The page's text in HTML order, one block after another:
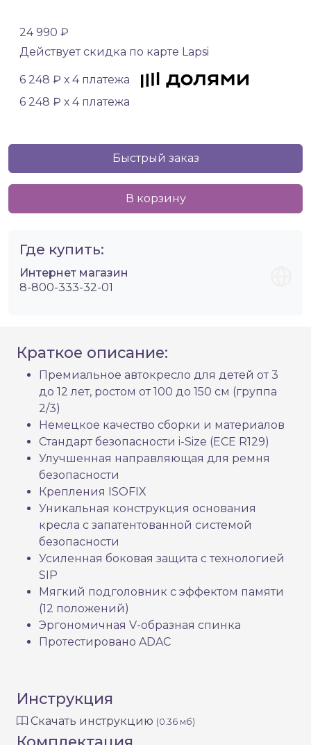
24 990 ₽
Действует скидка по карте Lapsi
6 248 ₽ х 4 платежа
6 248 ₽ х 4 платежа
Быстрый заказ
В корзину
Где купить:
Интернет магазин
8-800-333-32-01
Краткое описание:
Премиальное автокресло для детей от 3
до 12 лет, ростом от 100 до 150 см (группа
2/3)
Немецкое качество сборки и материалов
Стандарт безопасности i-Size (ECE R129)
Улучшенная направляющая для ремня
безопасности
Крепления ISOFIX
Уникальная конструкция основания
кресла с запатентованной системой
безопасности
Усиленная боковая защита с технологией
SIP
Мягкий подголовник с эффектом памяти
(12 положений)
Эргономичная V-образная спинка
Протестировано ADAC
Инструкция
Скачать инструкцию (0.36 мб)